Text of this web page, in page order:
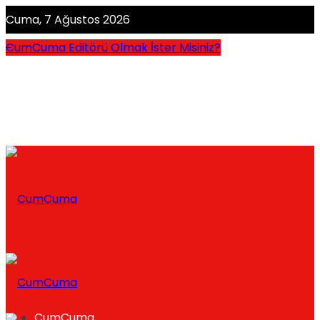
Cuma, 7 Ağustos 2026
CumCuma Editörü Olmak İster Misiniz?